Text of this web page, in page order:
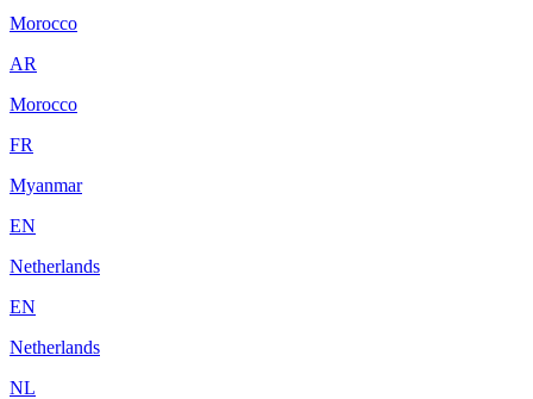
Morocco
AR
Morocco
FR
Myanmar
EN
Netherlands
EN
Netherlands
NL